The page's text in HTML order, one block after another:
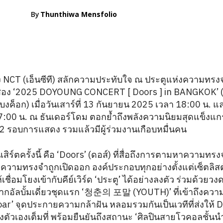
ByThunthiwa Mensfolio
NCT (เอ็นซีที) สลักความประทับใจ ณ ประตูแห่งความทร
‘2025 DOYOUNG CONCERT [ Doors ] in
ค็อก) เมื่อวันเสาร์ที่ 13 กันยายน 2025 เวลา 18:00 น.
น. ณ ธันเดอร์โดม ตอกย้ำถึงพลังความนิยมสุดแข็งแ
รอบการแสดง รวมแล้วมีผู้ร่วมงานเกือบหมื่นคน
ร์ตครั้งนี้ คือ ‘Doors’ (ดอส์) ที่สื่อถึงการตามหาความทร
วามทรงจำถูกเปิดออก องค์ประกอบทุกอย่างตั้งแต่เซ็ตลิ
ชื่อมโยงเข้ากับคีย์เวิร์ด ‘ประตู’ ได้อย่างลงตัว ร่วมด้วยว
อัลบั้มเดี่ยวชุดแรก ‘청춘의 포말 (YOUTH)’ ที่เข้าถึงคว
จุดประกายความกล้าฝัน หลอมรวมกันเป็นเวทีที่ส่งให้
วเองเต็มที่ พร้อมยืนยันถึงสถานะ ‘ศิลปินสายโวคอลชั้น